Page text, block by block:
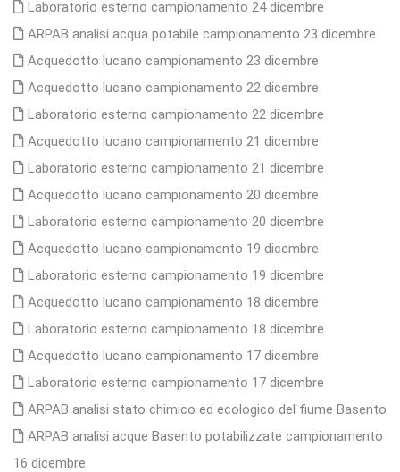
Laboratorio esterno campionamento 24 dicembre
ARPAB analisi acqua potabile campionamento 23 dicembre
Acquedotto lucano campionamento 23 dicembre
Acquedotto lucano campionamento 22 dicembre
Laboratorio esterno campionamento 22 dicembre
Acquedotto lucano campionamento 21 dicembre
Laboratorio esterno campionamento 21 dicembre
Acquedotto lucano campionamento 20 dicembre
Laboratorio esterno campionamento 20 dicembre
Acquedotto lucano campionamento 19 dicembre
Laboratorio esterno campionamento 19 dicembre
Acquedotto lucano campionamento 18 dicembre
Laboratorio esterno campionamento 18 dicembre
Acquedotto lucano campionamento 17 dicembre
Laboratorio esterno campionamento 17 dicembre
ARPAB analisi stato chimico ed ecologico del fiume Basento
ARPAB analisi acque Basento potabilizzate campionamento
16 dicembre